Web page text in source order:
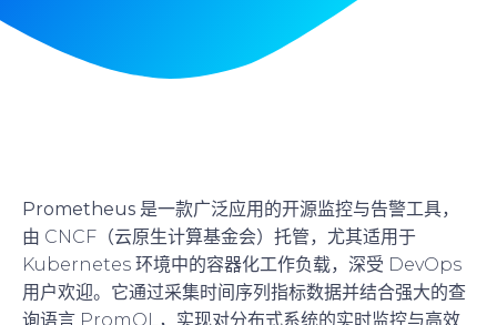
Prometheus 是一款广泛应用的开源监控与告警工具，
由 CNCF（云原生计算基金会）托管，尤其适用于
Kubernetes 环境中的容器化工作负载，深受 DevOps
用户欢迎。它通过采集时间序列指标数据并结合强大的查
询语言 PromQL，实现对分布式系统的实时监控与高效